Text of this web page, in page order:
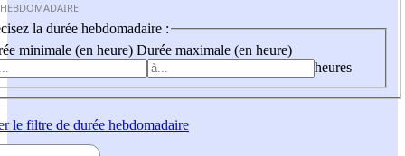
la durée hebdomadaire :
minimale (en heure) Durée maximale (en heure)
heures
le filtre de durée hebdomadaire